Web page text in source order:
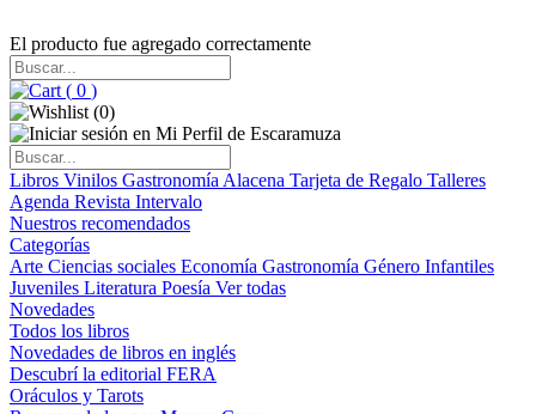
El producto fue agregado correctamente
( 0 )
(0)
Libros Vinilos Gastronomía Alacena Tarjeta de Regalo Talleres
Agenda Revista Intervalo
Nuestros recomendados
Categorías
Arte Ciencias sociales Economía Gastronomía Género Infantiles
Juveniles Literatura Poesía Ver todas
Novedades
Todos los libros
Novedades de libros en inglés
Descubrí la editorial FERA
Oráculos y Tarots